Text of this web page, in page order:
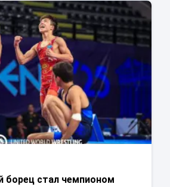
борец стал чемпионом